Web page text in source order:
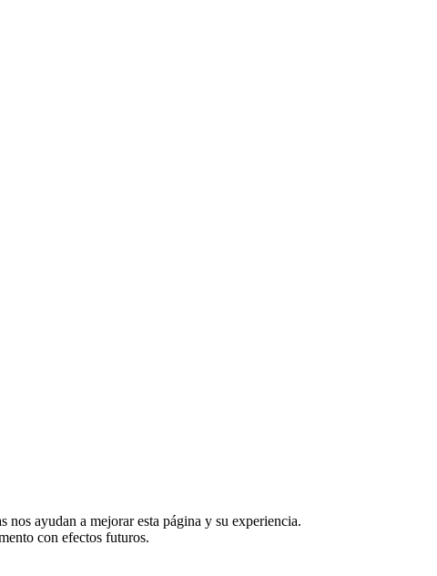
nos ayudan a mejorar esta página y su experiencia.
con efectos futuros.